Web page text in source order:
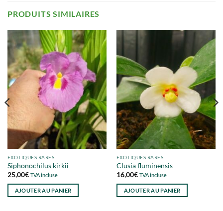
PRODUITS SIMILAIRES
EXOTIQUES RARES
Siphonochilus kirkii
25,00€ TVA incluse
AJOUTER AU PANIER
EXOTIQUES RARES
Clusia fluminensis
16,00€ TVA incluse
AJOUTER AU PANIER